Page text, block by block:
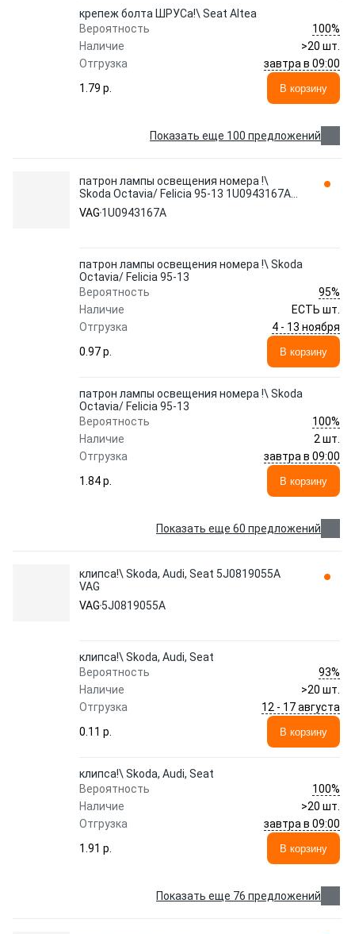
крепеж болта ШРУСа!\ Seat Altea
Вероятность
100%
Наличие
>20 шт.
Отгрузка
завтра в 09:00
1.79 p.
В корзину
Показать еще 100 предложений
патрон лампы освещения номера !\
Skoda Octavia/ Felicia 95-13 1U0943167A
VAG
VAG 1U0943167A
патрон лампы освещения номера !\ Skoda
Octavia/ Felicia 95-13
Вероятность
95%
Наличие
ЕСТЬ шт.
Отгрузка
4 - 13 ноября
0.97 p.
В корзину
патрон лампы освещения номера !\ Skoda
Octavia/ Felicia 95-13
Вероятность
100%
Наличие
2 шт.
Отгрузка
завтра в 09:00
1.84 p.
В корзину
Показать еще 60 предложений
клипса!\ Skoda, Audi, Seat 5J0819055A
VAG
VAG 5J0819055A
клипса!\ Skoda, Audi, Seat
Вероятность
93%
Наличие
>20 шт.
Отгрузка
12 - 17 августа
0.11 p.
В корзину
клипса!\ Skoda, Audi, Seat
Вероятность
100%
Наличие
>20 шт.
Отгрузка
завтра в 09:00
1.91 p.
В корзину
Показать еще 76 предложений